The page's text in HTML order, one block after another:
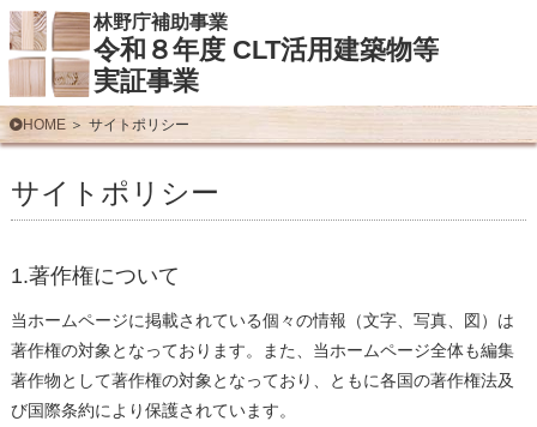
林野庁補助事業
令和８年度 CLT活用建築物等
実証事業
HOME サイトポリシー
サイトポリシー
1.著作権について
当ホームページに掲載されている個々の情報（文字、写真、図）は
著作権の対象となっております。また、当ホームページ全体も編集
著作物として著作権の対象となっており、ともに各国の著作権法及
び国際条約により保護されています。